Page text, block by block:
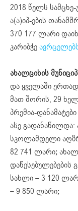
2018 წელს სამცხე-
ა(ა)იპ-ების
370 177 ლარი
კარიბჭე
ახალციხის
და ყველაში
მათ შორის, 29
პრემია-
ასე გადანაწილდა:
სკოლამდელი
82 741 ლარი;
დაწესებულებების
სახლი – 3 120
– 9 850 ლარი;